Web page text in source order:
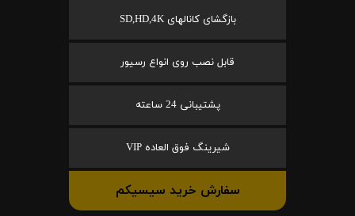
بازگشای کانالهای SD,HD,4K
قابل نصب روی انواع رسیور
پشتیبانی 24 ساعته
شیرینگ فوق العاده VIP
سفارش خرید سیسیکم